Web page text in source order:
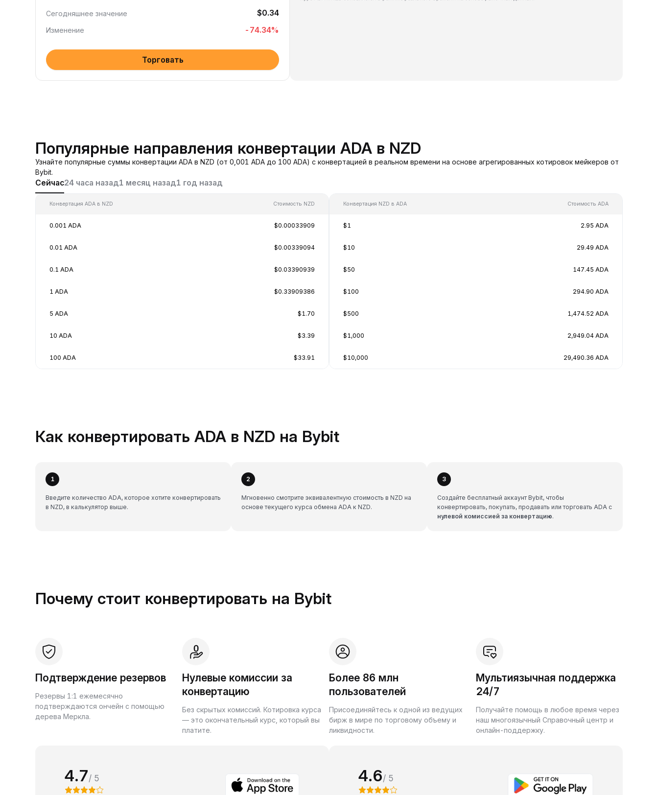
Сегодняшнее значение $0.34
Изменение -74.34%
Торговать
Популярные направления конвертации ADA в NZD
Узнайте популярные суммы конвертации ADA в NZD (от 0,001 ADA до 100 ADA) с конвертацией в реальном времени на основе агрегированных котировок мейкеров от
Bybit.
Сейчас24 часа назад1 месяц назад1 год назад
Конвертация ADA в NZD Стоимость NZD
0.001 ADA $0.00033909
0.01 ADA $0.00339094
0.1 ADA $0.03390939
1 ADA $0.33909386
5 ADA $1.70
10 ADA $3.39
100 ADA $33.91
Конвертация NZD в ADA Стоимость ADA
$1 2.95 ADA
$10 29.49 ADA
$50 147.45 ADA
$100 294.90 ADA
$500 1,474.52 ADA
$1,000 2,949.04 ADA
$10,000 29,490.36 ADA
Как конвертировать ADA в NZD на Bybit
1
Введите количество ADA, которое хотите конвертировать
в NZD, в калькулятор выше.
2
Мгновенно смотрите эквивалентную стоимость в NZD на
основе текущего курса обмена ADA к NZD.
3
Создайте бесплатный аккаунт Bybit, чтобы
конвертировать, покупать, продавать или торговать ADA с
нулевой комиссией за конвертацию.
Почему стоит конвертировать на Bybit
Подтверждение резервов
Резервы 1:1 ежемесячно
подтверждаются ончейн с помощью
дерева Меркла.
Нулевые комиссии за
конвертацию
Без скрытых комиссий. Котировка курса
— это окончательный курс, который вы
платите.
Более 86 млн
пользователей
Присоединяйтесь к одной из ведущих
бирж в мире по торговому объему и
ликвидности.
Мультиязычная поддержка
24/7
Получайте помощь в любое время через
наш многоязычный Справочный центр и
онлайн-поддержку.
4.7/ 5 4.6/ 5